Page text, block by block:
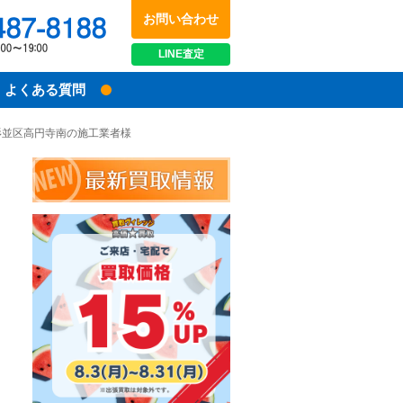
LINE査定
048-487-8188受付時間：10:00～17:00
お問い合わせ
よくある質問
区高円寺南の施工業者様